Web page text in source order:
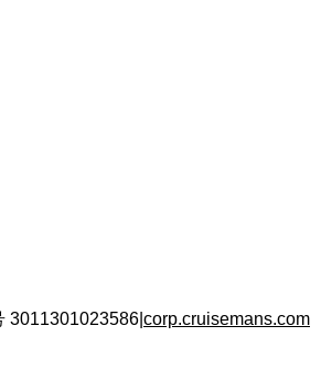
3011301023586 corp.cruisemans.com